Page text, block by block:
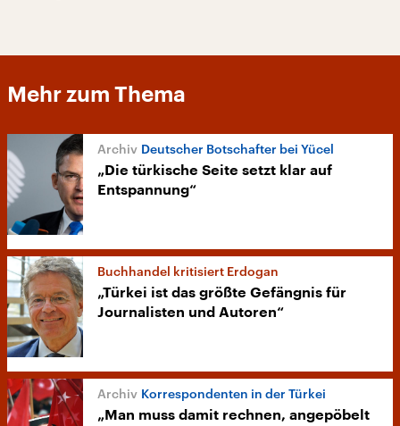
Mehr zum Thema
Deutscher Botschafter bei Yücel
„Die türkische Seite setzt klar auf
Entspannung“
Buchhandel kritisiert Erdogan
„Türkei ist das größte Gefängnis für
Journalisten und Autoren“
Korrespondenten in der Türkei
„Man muss damit rechnen, angepöbelt